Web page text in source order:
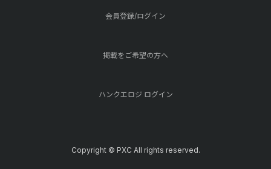
会員登録/ログイン
掲載をご希望の方へ
ハンクエロジ ログイン
Copyright © PXC All rights reserved.